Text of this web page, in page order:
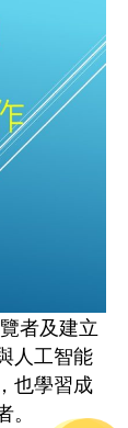
者及建立
人工智能
也學習成